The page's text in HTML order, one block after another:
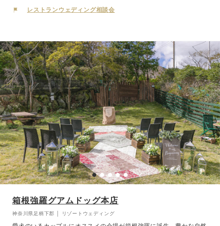
常な一日をお過ごしください。
レストランウェディング相談会
箱根強羅グアムドッグ本店
神奈川県足柄下郡 │ リゾートウェディング